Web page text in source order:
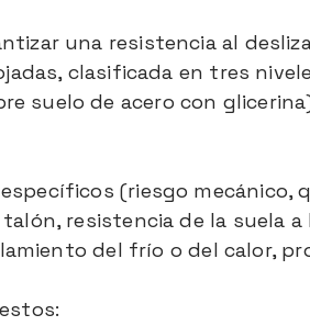
una resistencia al
clasificada en tres
suelo de acero con
(riesgo mecánico,
resistencia de la suela
del frío o del calor,